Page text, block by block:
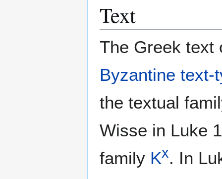
Text
The Greek text
Byzantine text-
the textual
Wisse in Luke
family Kx. In